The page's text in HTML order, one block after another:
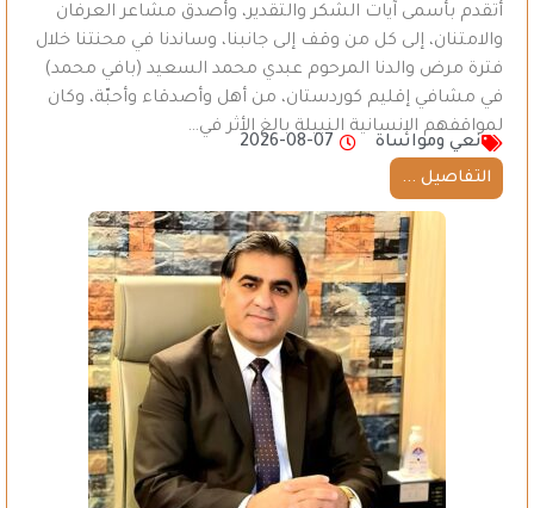
أتقدم بأسمى آيات الشكر والتقدير، وأصدق مشاعر العرفان
والامتنان، إلى كل من وقف إلى جانبنا، وساندنا في محنتنا خلال
فترة مرض والدنا المرحوم عبدي محمد السعيد (بافي محمد)
في مشافي إقليم كوردستان، من أهل وأصدقاء وأحبّة، وكان
لمواقفهم الإنسانية النبيلة بالغ الأثر في…
نعي ومواساة
2026-08-07
التفاصيل ...